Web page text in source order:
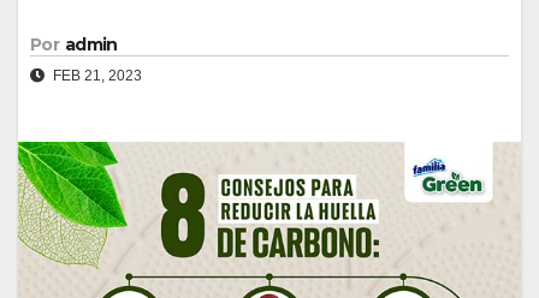
Por admin
FEB 21, 2023